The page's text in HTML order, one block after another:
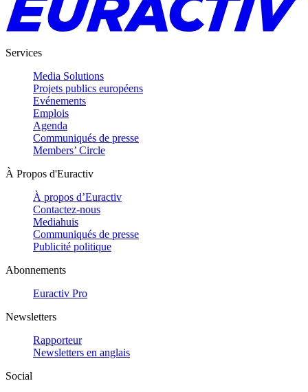
Services
Media Solutions
Projets publics européens
Evénements
Emplois
Agenda
Communiqués de presse
Members’ Circle
À Propos d'Euractiv
À propos d’Euractiv
Contactez-nous
Mediahuis
Communiqués de presse
Publicité politique
Abonnements
Euractiv Pro
Newsletters
Rapporteur
Newsletters en anglais
Social